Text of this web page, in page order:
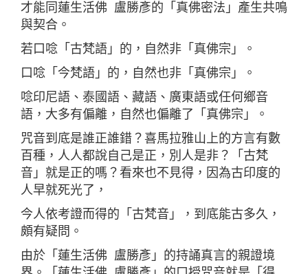
才能同蓮生活佛 盧勝彥的「真佛密法」產生共鳴
與契合。
若口唸「古梵語」的，自然非「真佛宗」。
口唸「今梵語」的，自然也非「真佛宗」。
唸印尼語、泰國語、藏語、廣東語或任何鄉音
語，大多有偏離，自然也偏離了「真佛宗」。
咒音到底是誰正誰錯？喜馬拉雅山上的方言有數
百種，人人都說自己是正，別人是非？「古梵
音」就是正的嗎？看來也不見得，因為古印度的
人早就死光了，
今人依考證而得的「古梵音」，到底能古多久，
頗有疑問。
由於「蓮生活佛 盧勝彥」的持誦真言的親證境